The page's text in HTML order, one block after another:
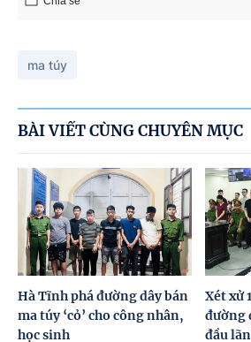
ma túy
BÀI VIẾT CÙNG CHUYÊN MỤC
Hà Tĩnh phá đường dây bán
ma túy ‘cỏ’ cho công nhân,
học sinh
Xét xử
đường
đầu